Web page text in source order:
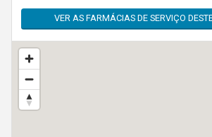
Santarém
Setúbal
Viana do Castelo
Vila Real
Viseu
VER AS FARMÁCIAS DE SERVIÇO